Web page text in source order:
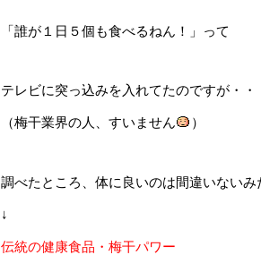
「誰が１日５個も食べるねん！」って
テレビに突っ込みを入れてたのですが・・
（梅干業界の人、すいません ）
調べたところ、体に良いのは間違いないみ
↓
伝統の健康食品・梅干パワー